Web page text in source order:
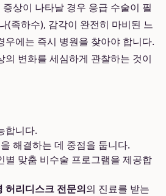
상이 나타날 경우 응급 수술이 필
(족하수), 감각이 완전히 마비된 느
에는 즉시 병원을 찾아야 합니다.
변화를 세심하게 관찰하는 것이
합니다.
해결하는 데 중점을 둡니다.
별 맞춤 비수술 프로그램을 제공합
허리디스크 전문의의 진료를 받는